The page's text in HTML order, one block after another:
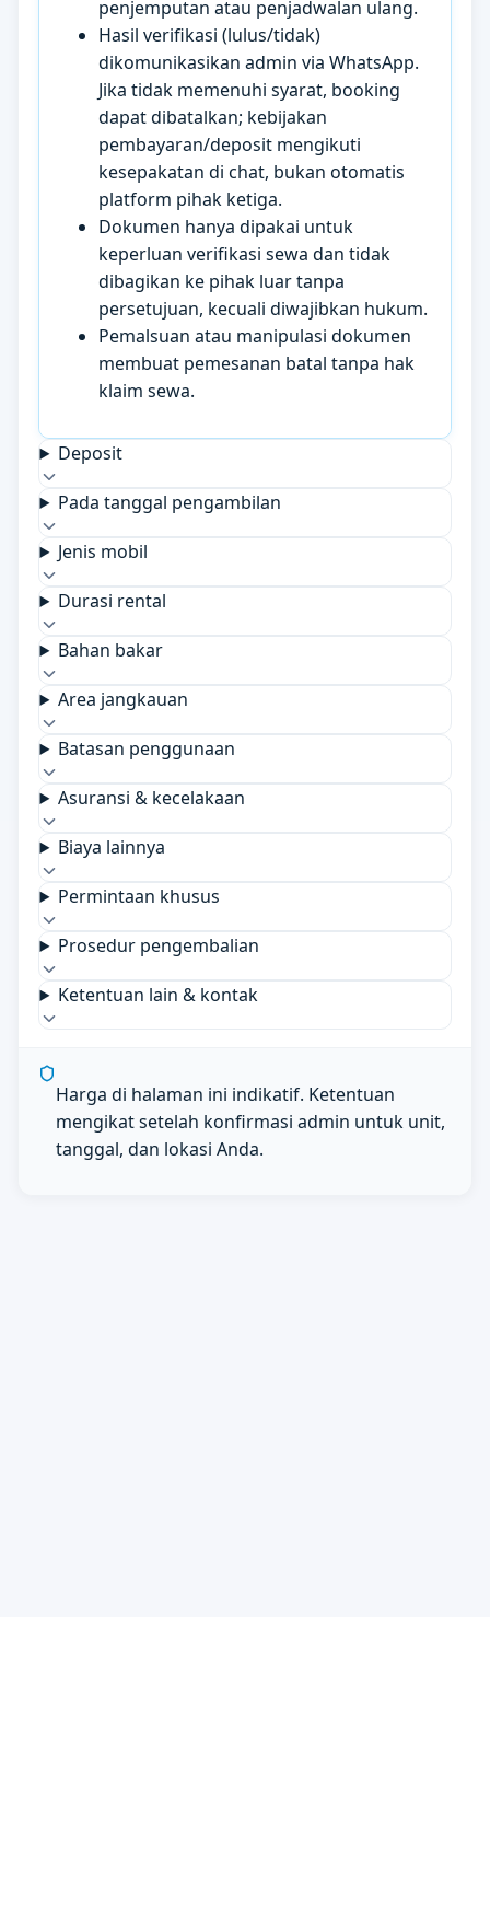
penjemputan atau penjadwalan ulang.
Hasil verifikasi (lulus/tidak)
dikomunikasikan admin via WhatsApp.
Jika tidak memenuhi syarat, booking
dapat dibatalkan; kebijakan
pembayaran/deposit mengikuti
kesepakatan di chat, bukan otomatis
platform pihak ketiga.
Dokumen hanya dipakai untuk
keperluan verifikasi sewa dan tidak
dibagikan ke pihak luar tanpa
persetujuan, kecuali diwajibkan hukum.
Pemalsuan atau manipulasi dokumen
membuat pemesanan batal tanpa hak
klaim sewa.
Deposit
Pada tanggal pengambilan
Jenis mobil
Durasi rental
Bahan bakar
Area jangkauan
Batasan penggunaan
Asuransi & kecelakaan
Biaya lainnya
Permintaan khusus
Prosedur pengembalian
Ketentuan lain & kontak
Harga di halaman ini indikatif. Ketentuan
mengikat setelah konfirmasi admin untuk unit,
tanggal, dan lokasi Anda.